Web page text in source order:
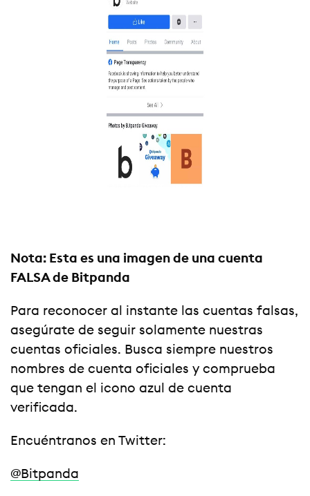
Nota: Esta es una imagen de una cuenta
FALSA de Bitpanda
Para reconocer al instante las cuentas falsas,
asegúrate de seguir solamente nuestras
cuentas oficiales. Busca siempre nuestros
nombres de cuenta oficiales y comprueba
que tengan el icono azul de cuenta
verificada.
Encuéntranos en Twitter:
@Bitpanda